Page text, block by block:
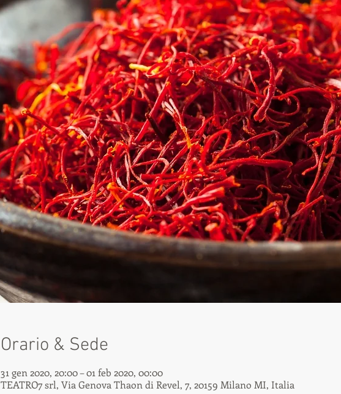
Orario & Sede
31 gen 2020, 20:00 – 01 feb 2020, 00:00
TEATRO7 srl, Via Genova Thaon di Revel, 7, 20159 Milano MI, Italia